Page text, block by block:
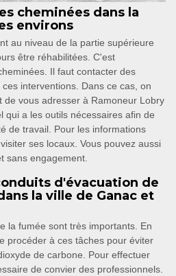
cheminées dans la
environs
au niveau de la partie supérieure
être réhabilitées. C'est
Il faut contacter des
interventions. Dans ce cas, on
de vous adresser à Ramoneur Lobry
qui a les outils nécessaires afin de
de travail. Pour les informations
ses locaux. Vous pouvez aussi
sans engagement.
d'évacuation de
la ville de Ganac et
la fumée sont très importants. En
procéder à ces tâches pour éviter
de carbone. Pour effectuer
de convier des professionnels.